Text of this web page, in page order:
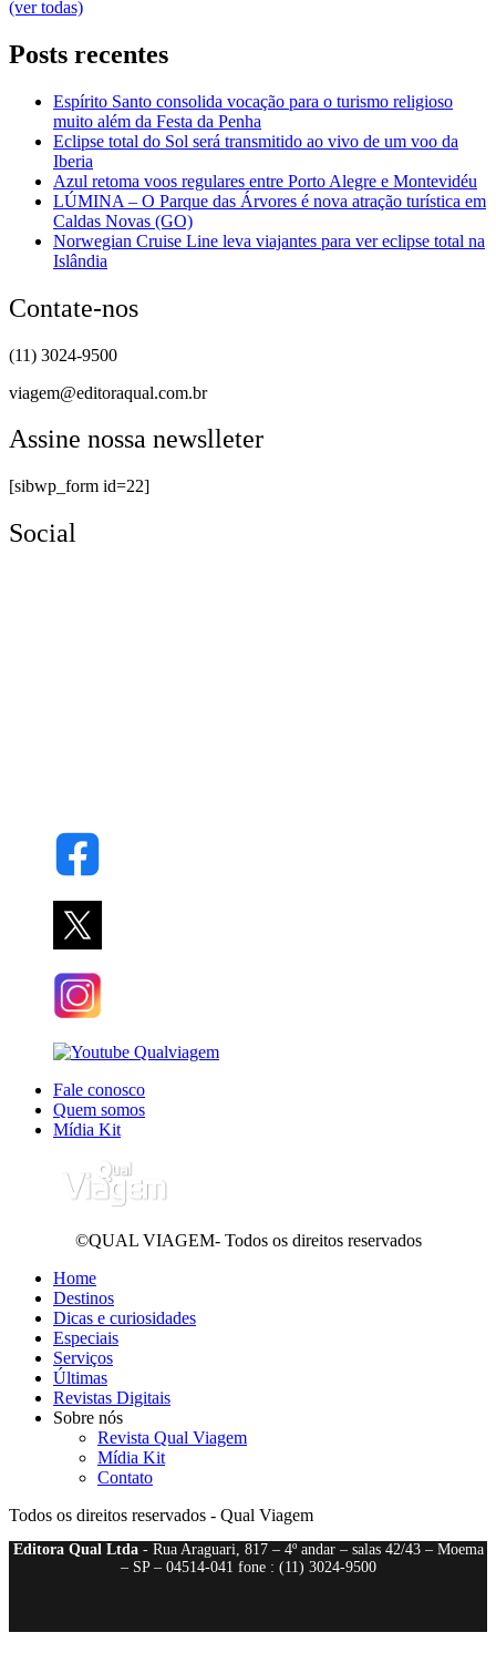
(ver todas)
Posts recentes
Espírito Santo consolida vocação para o turismo religioso
muito além da Festa da Penha
Eclipse total do Sol será transmitido ao vivo de um voo da
Iberia
Azul retoma voos regulares entre Porto Alegre e Montevidéu
LÚMINA – O Parque das Árvores é nova atração turística em
Caldas Novas (GO)
Norwegian Cruise Line leva viajantes para ver eclipse total na
Islândia
Contate-nos
(11) 3024-9500
viagem@editoraqual.com.br
Assine nossa newslleter
[sibwp_form id=22]
Social
Fale conosco
Quem somos
Mídia Kit
©QUAL VIAGEM- Todos os direitos reservados
Home
Destinos
Dicas e curiosidades
Especiais
Serviços
Últimas
Revistas Digitais
Sobre nós
Revista Qual Viagem
Mídia Kit
Contato
Todos os direitos reservados - Qual Viagem
Editora Qual Ltda- Rua Araguari, 817 – 4º andar – salas 42/43 – Moema
– SP – 04514-041 fone : (11) 3024-9500